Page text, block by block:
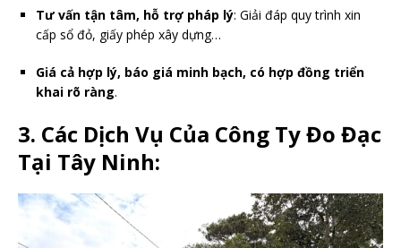
Tư vấn tận tâm, hỗ trợ pháp lý: Giải đáp quy trình xin
cấp sổ đỏ, giấy phép xây dựng…
Giá cả hợp lý, báo giá minh bạch, có hợp đồng triển
khai rõ ràng.
3. Các Dịch Vụ Của Công Ty Đo Đạc
Tại Tây Ninh: